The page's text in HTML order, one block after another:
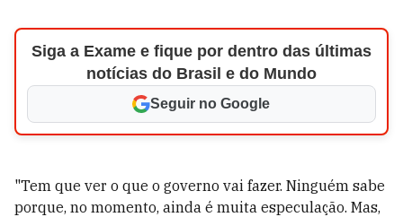
Siga a Exame e fique por dentro das últimas
notícias do Brasil e do Mundo
Seguir no Google
"Tem que ver o que o governo vai fazer. Ninguém sabe
porque, no momento, ainda é muita especulação. Mas,